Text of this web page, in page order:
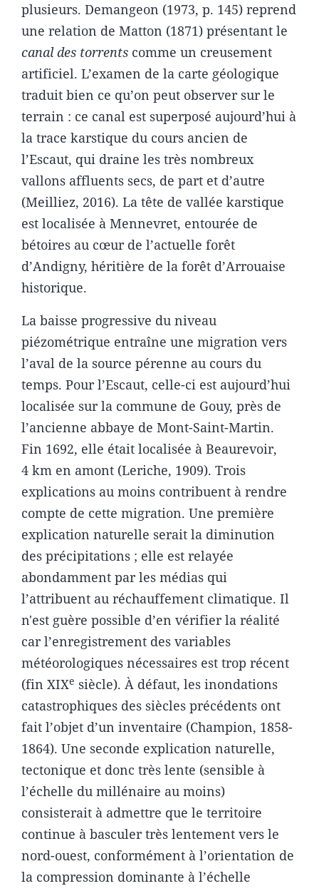
plusieurs. Demangeon (1973, p. 145) reprend
une relation de Matton (1871) présentant le
canal des torrents comme un creusement
artificiel. L’examen de la carte géologique
traduit bien ce qu’on peut observer sur le
terrain : ce canal est superposé aujourd’hui à
la trace karstique du cours ancien de
l’Escaut, qui draine les très nombreux
vallons affluents secs, de part et d’autre
(Meilliez, 2016). La tête de vallée karstique
est localisée à Mennevret, entourée de
bétoires au cœur de l’actuelle forêt
d’Andigny, héritière de la forêt d’Arrouaise
historique.
La baisse progressive du niveau
piézométrique entraîne une migration vers
l’aval de la source pérenne au cours du
temps. Pour l’Escaut, celle-ci est aujourd’hui
localisée sur la commune de Gouy, près de
l’ancienne abbaye de Mont-Saint-Martin.
Fin 1692, elle était localisée à Beaurevoir,
4 km en amont (Leriche, 1909). Trois
explications au moins contribuent à rendre
compte de cette migration. Une première
explication naturelle serait la diminution
des précipitations ; elle est relayée
abondamment par les médias qui
l’attribuent au réchauffement climatique. Il
n'est guère possible d’en vérifier la réalité
car l’enregistrement des variables
météorologiques nécessaires est trop récent
(fin XIXe siècle). À défaut, les inondations
catastrophiques des siècles précédents ont
fait l’objet d’un inventaire (Champion, 1858-
1864). Une seconde explication naturelle,
tectonique et donc très lente (sensible à
l’échelle du millénaire au moins)
consisterait à admettre que le territoire
continue à basculer très lentement vers le
nord-ouest, conformément à l’orientation de
la compression dominante à l’échelle